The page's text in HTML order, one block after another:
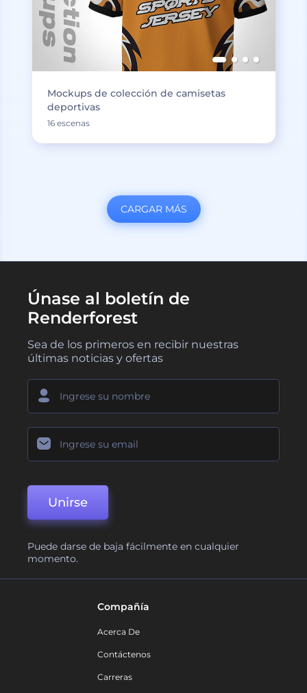
Mockups de colección de camisetas
deportivas
16 escenas
CARGAR MÁS
Únase al boletín de
Renderforest
Sea de los primeros en recibir nuestras
últimas noticias y ofertas
Unirse
Puede darse de baja fácilmente en cualquier
momento.
Compañía
Acerca De
Contáctenos
Carreras